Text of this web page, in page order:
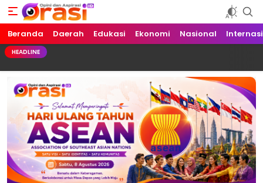
Orasi.ID
Opini dan Aspirasi!
Beranda Daerah Edukasi Ekonomi Nasional
HEADLINE